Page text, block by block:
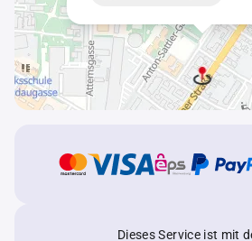
Dieses Service ist mit